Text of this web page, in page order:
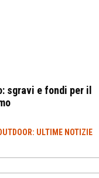
sgravi e fondi per il
ULTIME NOTIZIE